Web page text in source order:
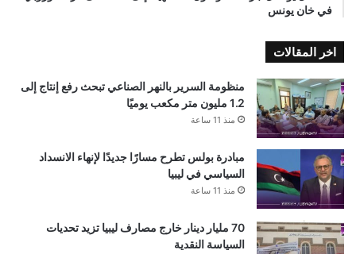
في خان يونس
اخر المقالات
منظومة السرير بالنهر الصناعي تبحث رفع إنتاج إلى
1.2 مليون متر مكعب يوميًا
منذ 11 ساعة
مبادرة بولس تطرح مسارًا جديدًا لإنهاء الانسداد
السياسي في ليبيا
منذ 11 ساعة
70 مليار دينار خارج مصارف ليبيا تزيد تحديات
السياسة النقدية